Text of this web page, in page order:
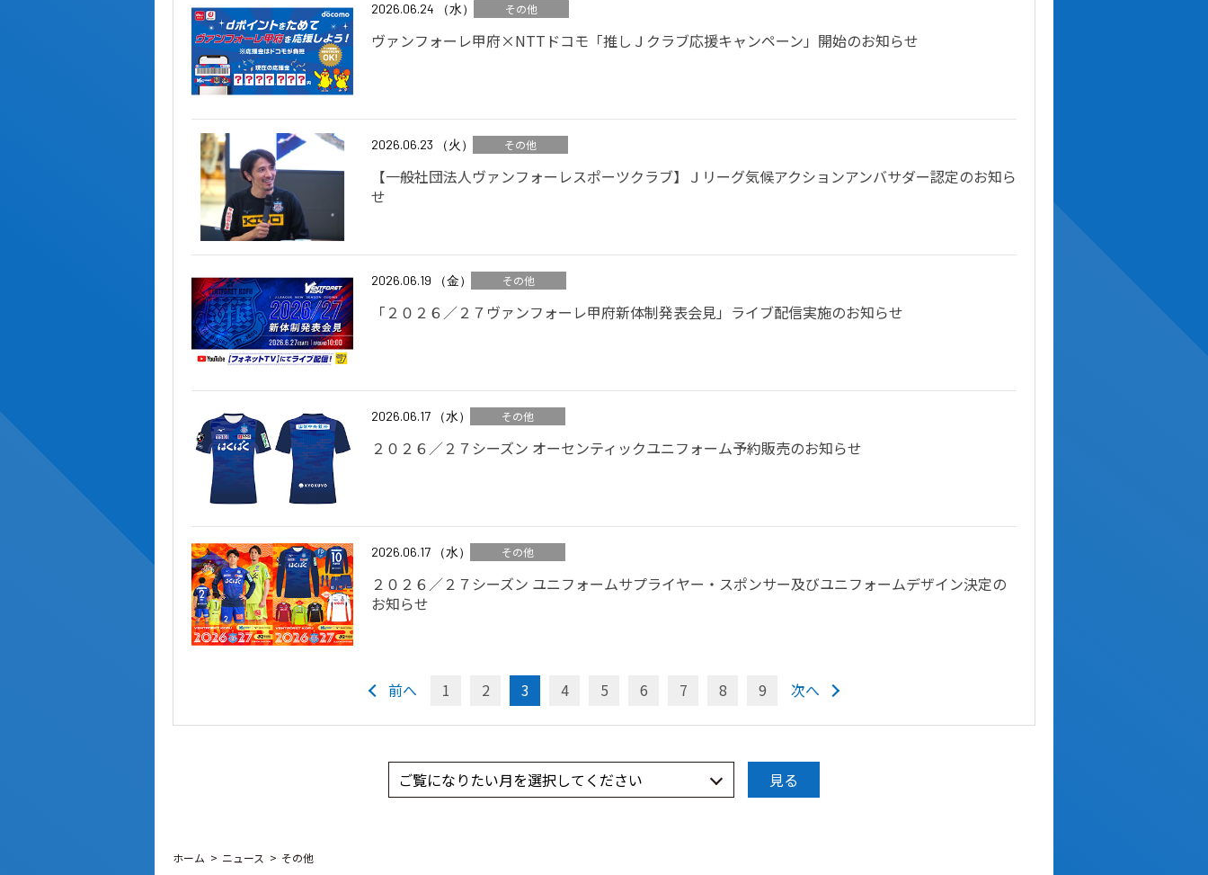
2026.06.24 （水） その他
ヴァンフォーレ甲府×NTTドコモ「推しＪクラブ応援キャンペーン」開始のお知らせ
2026.06.23 （火） その他
【一般社団法人ヴァンフォーレスポーツクラブ】Ｊリーグ気候アクションアンバサダー認定のお知ら
せ
2026.06.19 （金） その他
「２０２６／２７ヴァンフォーレ甲府新体制発表会見」ライブ配信実施のお知らせ
2026.06.17 （水） その他
２０２６／２７シーズン オーセンティックユニフォーム予約販売のお知らせ
2026.06.17 （水） その他
２０２６／２７シーズン ユニフォームサプライヤー・スポンサー及びユニフォームデザイン決定の
お知らせ
前へ 1 2 3 4 5 6 7 8 9 次へ
ホーム ニュース その他